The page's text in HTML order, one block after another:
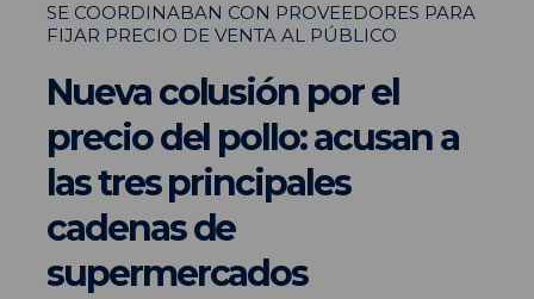
SE COORDINABAN CON PROVEEDORES PARA
FIJAR PRECIO DE VENTA AL PÚBLICO
Nueva colusión por el
precio del pollo: acusan a
las tres principales
cadenas de
supermercados